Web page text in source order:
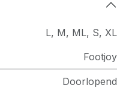
L, M, ML, S, XL
Footjoy
Doorlopend